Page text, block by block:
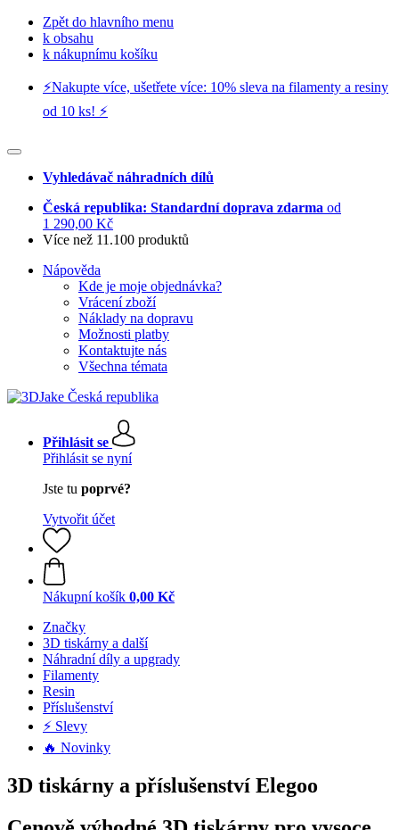
Zpět do hlavního menu
k obsahu
k nákupnímu košíku
⚡️Nakupte více, ušetřete více: 10% sleva na filamenty a resiny
od 10 ks! ⚡️
Vyhledávač náhradních dílů
Česká republika: Standardní doprava zdarma od
1 290,00 Kč
Více než 11.100 produktů
Nápověda
Kde je moje objednávka?
Vrácení zboží
Náklady na dopravu
Možnosti platby
Kontaktujte nás
Všechna témata
Přihlásit se
Přihlásit se nyní
Jste tu poprvé?
Vytvořit účet
Nákupní košík 0,00 Kč
Značky
3D tiskárny a další
Náhradní díly a upgrady
Filamenty
Resin
Příslušenství
⚡ Slevy
🔥 Novinky
3D tiskárny a příslušenství Elegoo